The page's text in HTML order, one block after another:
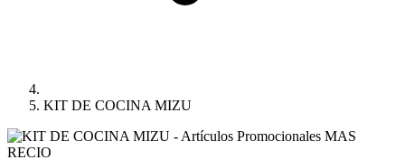
KIT DE COCINA MIZU